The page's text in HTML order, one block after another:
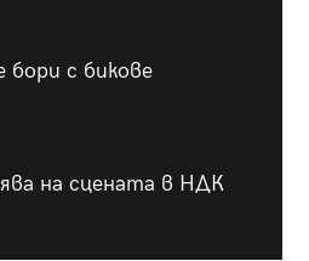
с бикове
на сцената в НДК